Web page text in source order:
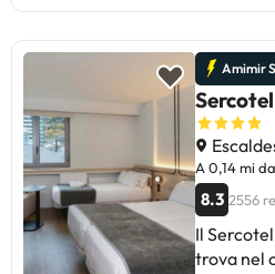
zona
e della
Amimir
A 0,14 mi
8.3 2556
Il
trova nel